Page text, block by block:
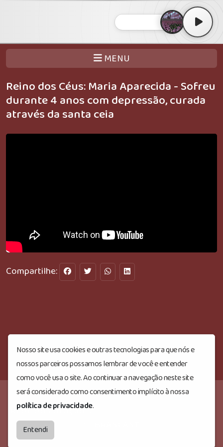
MENU
Reino dos Céus: Maria Aparecida - Sofreu
durante 4 anos com depressão, curada
através da santa ceia
Compartilhe:
Nosso site usa cookies e outras tecnologias para que nós e
nossos parceiros possamos lembrar de você e entender
como você usa o site. Ao continuar a navegação neste site
será considerado como consentimento implícito à nossa
política de privacidade.
Entendi
Rede do Coração© Todos os direitos reservados.